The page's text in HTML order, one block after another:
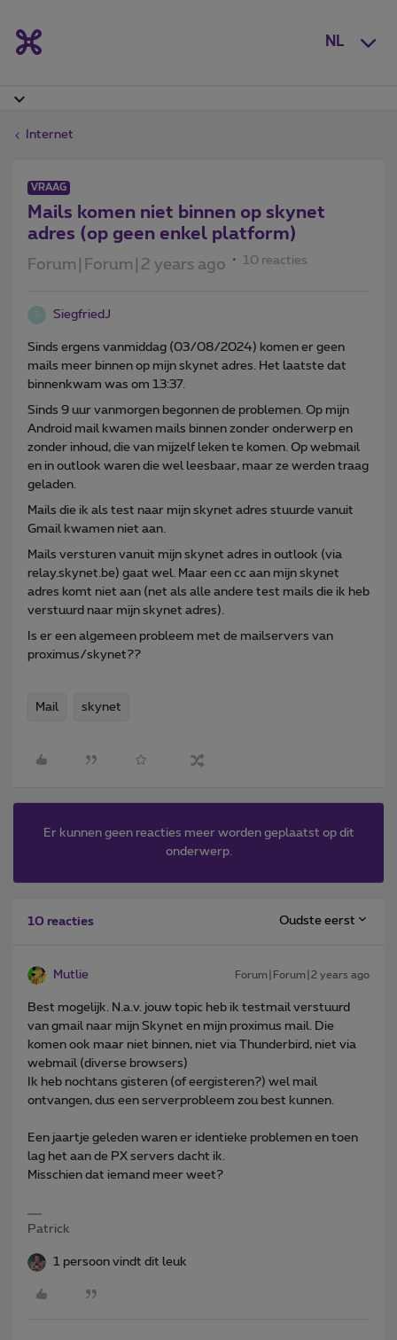
NL
Internet
VRAAG
Mails komen niet binnen op skynet
adres (op geen enkel platform)
Forum|Forum|2 years ago 10 reacties
S SiegfriedJ
Sinds ergens vanmiddag (03/08/2024) komen er geen
mails meer binnen op mijn skynet adres. Het laatste dat
binnenkwam was om 13:37.
Sinds 9 uur vanmorgen begonnen de problemen. Op mijn
Android mail kwamen mails binnen zonder onderwerp en
zonder inhoud, die van mijzelf leken te komen. Op webmail
en in outlook waren die wel leesbaar, maar ze werden traag
geladen.
Mails die ik als test naar mijn skynet adres stuurde vanuit
Gmail kwamen niet aan.
Mails versturen vanuit mijn skynet adres in outlook (via
relay.skynet.be) gaat wel. Maar een cc aan mijn skynet
adres komt niet aan (net als alle andere test mails die ik heb
verstuurd naar mijn skynet adres).
Is er een algemeen probleem met de mailservers van
proximus/skynet??
Mail skynet
Er kunnen geen reacties meer worden geplaatst op dit
onderwerp.
10 reacties Oudste eerst
Mutlie Forum|Forum|2 years ago
Best mogelijk. N.a.v. jouw topic heb ik testmail verstuurd
van gmail naar mijn Skynet en mijn proximus mail. Die
komen ook maar niet binnen, niet via Thunderbird, niet via
webmail (diverse browsers)
Ik heb nochtans gisteren (of eergisteren?) wel mail
ontvangen, dus een serverprobleem zou best kunnen.
Een jaartje geleden waren er identieke problemen en toen
lag het aan de PX servers dacht ik.
Misschien dat iemand meer weet?
Patrick
1 persoon vindt dit leuk